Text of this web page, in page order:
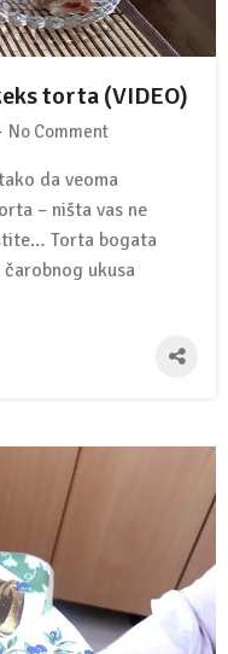
torta (VIDEO)
No Comment
da veoma
– ništa vas ne
Torta bogata
ukusa